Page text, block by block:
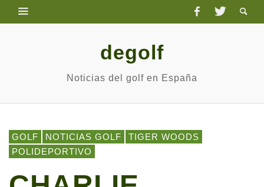
degolf
Noticias del golf en España
GOLF NOTICIAS GOLF
TIGER WOODS
POLIDEPORTIVO